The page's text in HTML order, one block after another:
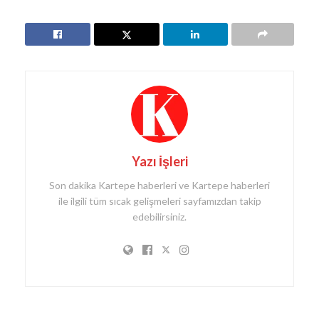
Yazı İşleri
Son dakika Kartepe haberleri ve Kartepe haberleri
ile ilgili tüm sıcak gelişmeleri sayfamızdan takip
edebilirsiniz.